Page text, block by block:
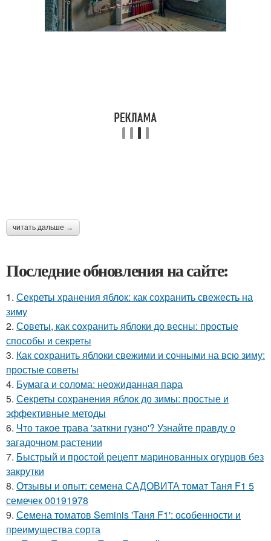
читать дальше →
Последние обновления на сайте:
1. Секреты хранения яблок: как сохранить свежесть на
зиму
2. Советы, как сохранить яблоки до весны: простые
способы и секреты
3. Как сохранить яблоки свежими и сочными на всю зиму:
простые советы
4. Бумага и солома: неожиданная пара
5. Секреты сохранения яблок до зимы: простые и
эффективные методы
6. Что такое трава 'заткни гузно'? Узнайте правду о
загадочном растении
7. Быстрый и простой рецепт маринованных огурцов без
закрутки
8. Отзывы и опыт: семена САДОВИТА томат Таня F1 5
семечек 00191978
9. Семена томатов Seminis 'Таня F1': особенности и
преимущества сорта